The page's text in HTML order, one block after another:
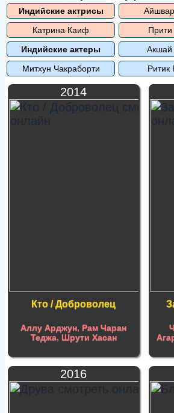
Индийские актрисы
Катрина Каиф
Прити
Индийские актеры
Акшай
Митхун Чакраборти
Ритик
2014
Кто / Доброволец
Аллу Арджун,Рам Чаран
Теджа, Шрути Хасан
2016